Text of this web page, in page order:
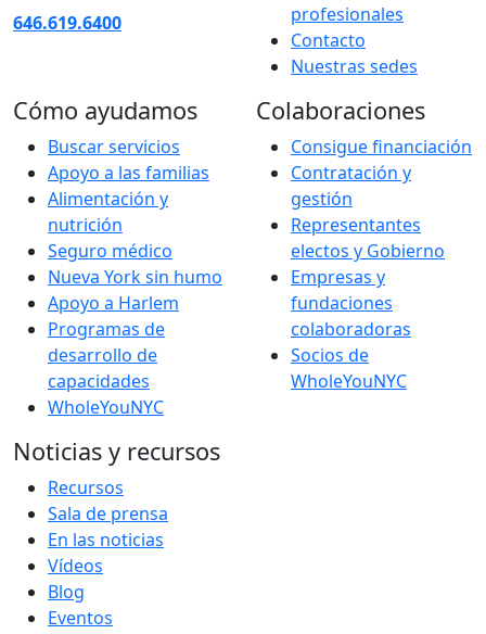
646.619.6400
profesionales
Contacto
Nuestras sedes
Cómo ayudamos
Buscar servicios
Apoyo a las familias
Alimentación y
nutrición
Seguro médico
Nueva York sin humo
Apoyo a Harlem
Programas de
desarrollo de
capacidades
WholeYouNYC
Colaboraciones
Consigue financiación
Contratación y
gestión
Representantes
electos y Gobierno
Empresas y
fundaciones
colaboradoras
Socios de
WholeYouNYC
Noticias y recursos
Recursos
Sala de prensa
En las noticias
Vídeos
Blog
Eventos